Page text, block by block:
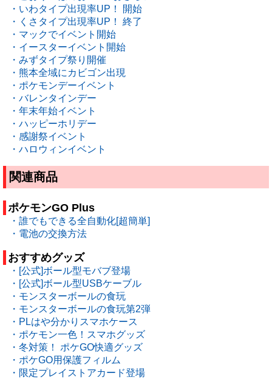
・いわタイプ出現率UP！ 開始
・くさタイプ出現率UP！ 終了
・マックでイベント開始
・イースターイベント開始
・みずタイプ祭り開催
・熊本全域にカビゴン出現
・ポケモンデーイベント
・バレンタインデー
・年末年始イベント
・ハッピーホリデー
・感謝祭イベント
・ハロウィンイベント
関連商品
ポケモンGO Plus
・誰でもできる全自動化[超簡単]
・電池の交換方法
おすすめグッズ
・[公式]ボール型モバブ登場
・[公式]ボール型USBケーブル
・モンスターボールの食玩
・モンスターボールの食玩第2弾
・PLはや分かりスマホケース
・ポケモン一色！スマホグッズ
・冬対策！ ポケGO快適グッズ
・ポケGO用保護フィルム
・限定プレイストアカード登場